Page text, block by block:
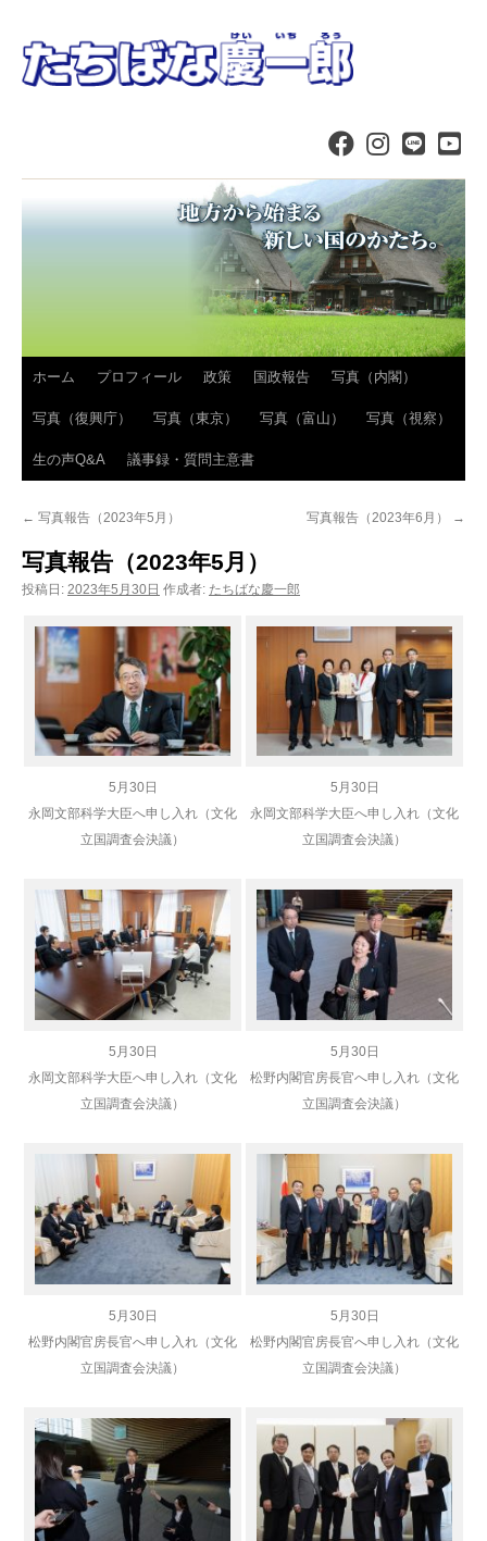
コ
ン
テ
へ
ス
キ
プ
ホーム プロフィール 政策 国政報告 写真（内閣）
写真（復興庁） 写真（東京） 写真（富山） 写真（視察）
生の声Q&A 議事録・質問主意書
← 写真報告（2023年5月） 写真報告（2023年6月） →
写真報告（2023年5月）
投稿日: 2023年5月30日 作成者: たちばな慶一郎
5月30日
永岡文部科学大臣へ申し入れ（文化
立国調査会決議）
5月30日
永岡文部科学大臣へ申し入れ（文化
立国調査会決議）
5月30日
永岡文部科学大臣へ申し入れ（文化
立国調査会決議）
5月30日
松野内閣官房長官へ申し入れ（文化
立国調査会決議）
5月30日
松野内閣官房長官へ申し入れ（文化
立国調査会決議）
5月30日
松野内閣官房長官へ申し入れ（文化
立国調査会決議）